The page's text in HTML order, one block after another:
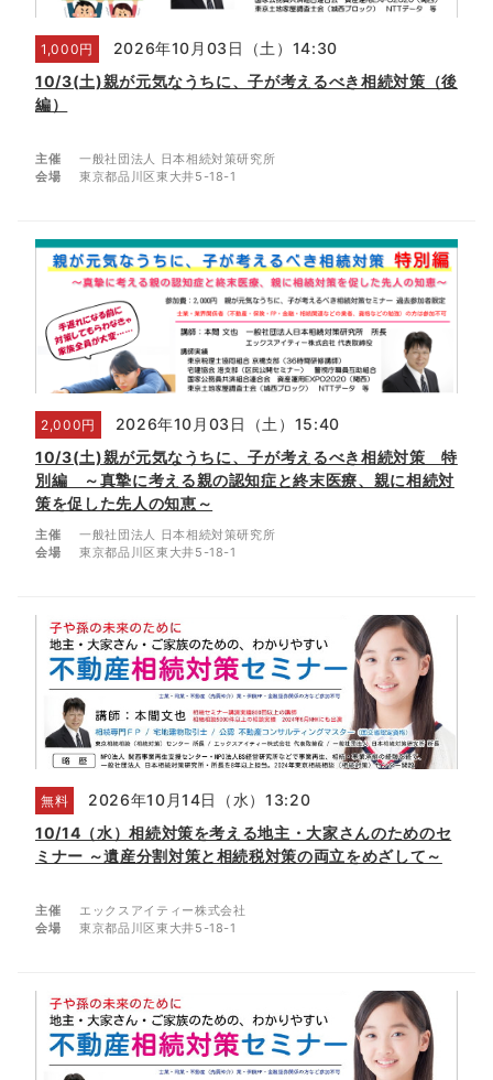
1,000円
2026年10月03日（土）14:30
10/3(土)親が元気なうちに、子が考えるべき相続対策（後
編）
主催
一般社団法人 日本相続対策研究所
会場
東京都品川区東大井5-18-1
2,000円
2026年10月03日（土）15:40
10/3(土)親が元気なうちに、子が考えるべき相続対策 特
別編 ～真摯に考える親の認知症と終末医療、親に相続対
策を促した先人の知恵～
主催
一般社団法人 日本相続対策研究所
会場
東京都品川区東大井5-18-1
無料
2026年10月14日（水）13:20
10/14（水）相続対策を考える地主・大家さんのためのセ
ミナー ～遺産分割対策と相続税対策の両立をめざして～
主催
エックスアイティー株式会社
会場
東京都品川区東大井5-18-1